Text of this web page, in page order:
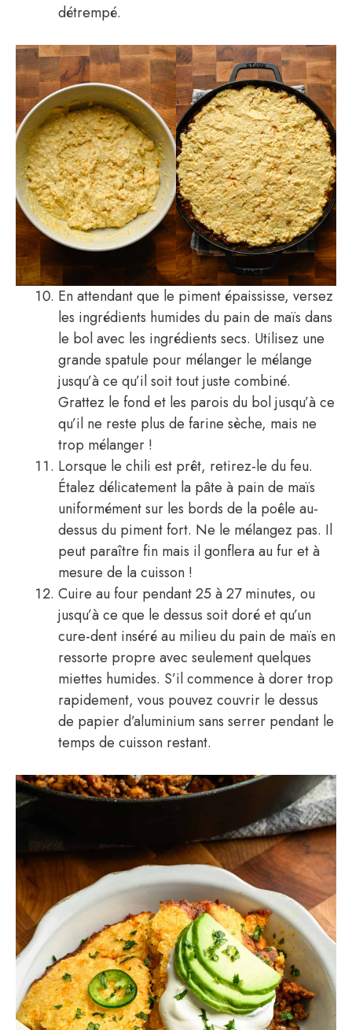
détrempé.
En attendant que le piment épaississe, versez
les ingrédients humides du pain de maïs dans
le bol avec les ingrédients secs. Utilisez une
grande spatule pour mélanger le mélange
jusqu’à ce qu’il soit tout juste combiné.
Grattez le fond et les parois du bol jusqu’à ce
qu’il ne reste plus de farine sèche, mais ne
trop mélanger !
Lorsque le chili est prêt, retirez-le du feu.
Étalez délicatement la pâte à pain de maïs
uniformément sur les bords de la poêle au-
dessus du piment fort. Ne le mélangez pas. Il
peut paraître fin mais il gonflera au fur et à
mesure de la cuisson !
Cuire au four pendant 25 à 27 minutes, ou
jusqu’à ce que le dessus soit doré et qu’un
cure-dent inséré au milieu du pain de maïs en
ressorte propre avec seulement quelques
miettes humides. S’il commence à dorer trop
rapidement, vous pouvez couvrir le dessus
de papier d’aluminium sans serrer pendant le
temps de cuisson restant.